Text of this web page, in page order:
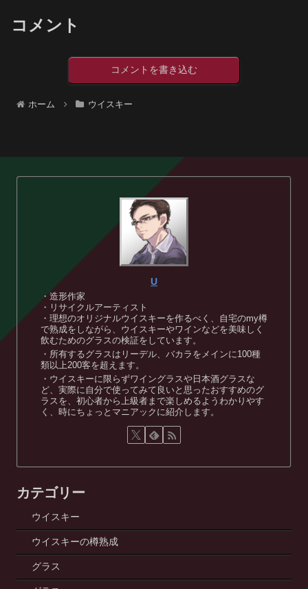
コメント
コメントを書き込む
ホーム ウイスキー
U
・造形作家
・リサイクルアーティスト
・理想のオリジナルウイスキーを作るべく、自宅のmy樽
で熟成をしながら、ウイスキーやワインなどを美味しく
飲むためのグラスの検証をしています。
・所有するグラスはリーデル、バカラをメインに100種
類以上200客を超えます。
・ウイスキーに限らずワイングラスや日本酒グラスな
ど、実際に自分で使ってみて良いと思ったおすすめのグ
ラスを、初心者から上級者まで楽しめるようわかりやす
く、時にちょっとマニアックに紹介します。
カテゴリー
ウイスキー
ウイスキーの樽熟成
グラス